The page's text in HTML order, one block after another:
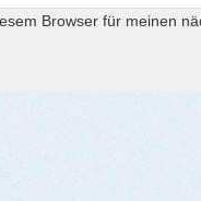
Browser für meinen